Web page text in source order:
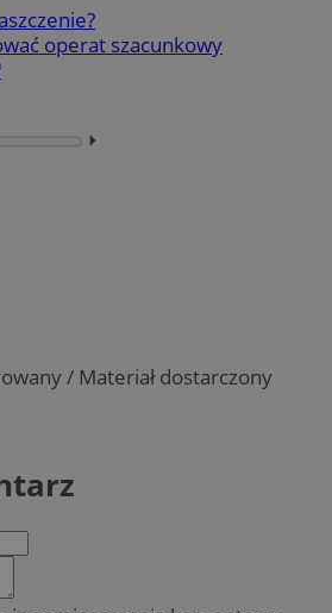
operat szacunkowy
⏵︎
/ Materiał dostarczony